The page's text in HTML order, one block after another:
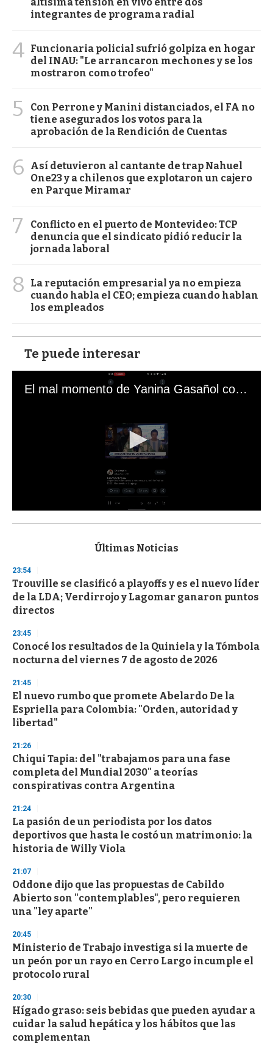
integrantes de programa radial
4 Funcionaria policial sufrió golpiza en hogar
del INAU: "Le arrancaron mechones y se los
mostraron como trofeo"
5
Con Perrone y Manini distanciados, el FA no
tiene asegurados los votos para la
aprobación de la Rendición de Cuentas
6
Así detuvieron al cantante de trap Nahuel
One23 y a chilenos que explotaron un cajero
en Parque Miramar
7
Conflicto en el puerto de Montevideo: TCP
denuncia que el sindicato pidió reducir la
jornada laboral
8
La reputación empresarial ya no empieza
cuando habla el CEO; empieza cuando hablan
los empleados
Te puede interesar
El mal momento de Yanina Gasañol con un hincha argentino en "Subrayado"
s
d
s
o
f
3
s
e
c
o
d
s
Últimas Noticias
23:54
Trouville se clasificó a playoffs y es el nuevo líder
de la LDA; Verdirrojo y Lagomar ganaron puntos
directos
23:45
Conocé los resultados de la Quiniela y la Tómbola
nocturna del viernes 7 de agosto de 2026
21:45
El nuevo rumbo que promete Abelardo De la
Espriella para Colombia: "Orden, autoridad y
libertad"
21:26
Chiqui Tapia: del "trabajamos para una fase
completa del Mundial 2030" a teorías
conspirativas contra Argentina
21:24
La pasión de un periodista por los datos
deportivos que hasta le costó un matrimonio: la
historia de Willy Viola
21:07
Oddone dijo que las propuestas de Cabildo
Abierto son "contemplables", pero requieren
una "ley aparte"
20:45
Ministerio de Trabajo investiga si la muerte de
un peón por un rayo en Cerro Largo incumple el
protocolo rural
20:30
Hígado graso: seis bebidas que pueden ayudar a
cuidar la salud hepática y los hábitos que las
complementan